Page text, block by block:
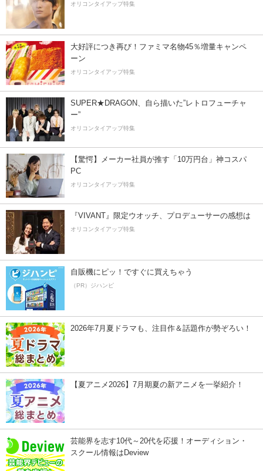
オリコンタイアップ特集
大好評につき再び！ファミマ名物45％増量キャンペ
ーン
オリコンタイアップ特集
SUPER★DRAGON、自ら描いた”レトロフューチャ
ー”
オリコンタイアップ特集
【驚愕】メーカー社員が推す「10万円台」神コスパ
PC
オリコンタイアップ特集
『VIVANT』限定ウオッチ、プロデューサーの感想は
オリコンタイアップ特集
自販機にピッ！ですぐに買えちゃう
（PR）ジハンピ
2026年7月夏ドラマも、注目作＆話題作が勢ぞろい！
【夏アニメ2026】7月期夏の新アニメを一挙紹介！
芸能界を志す10代～20代を応援！オーディション・
スクール情報はDeview